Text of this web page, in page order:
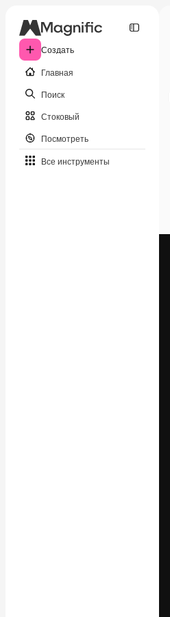
Создать
Главная
Поиск
Стоковый
Посмотреть
Все инструменты